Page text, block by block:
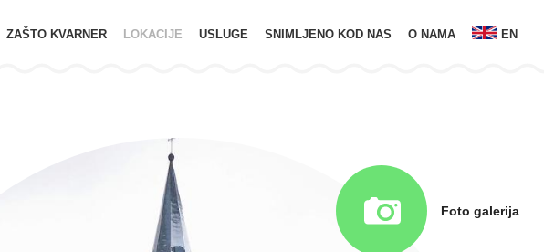
ZAŠTO KVARNER LOKACIJE USLUGE SNIMLJENO KOD NAS O NAMA EN
Foto galerija